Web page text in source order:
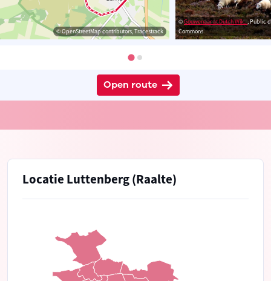
© OpenStreetMap contributors, Tracestrack
©Gouwenaar at Dutch Wik..., Public
Commons
Open route
Locatie Luttenberg (Raalte)